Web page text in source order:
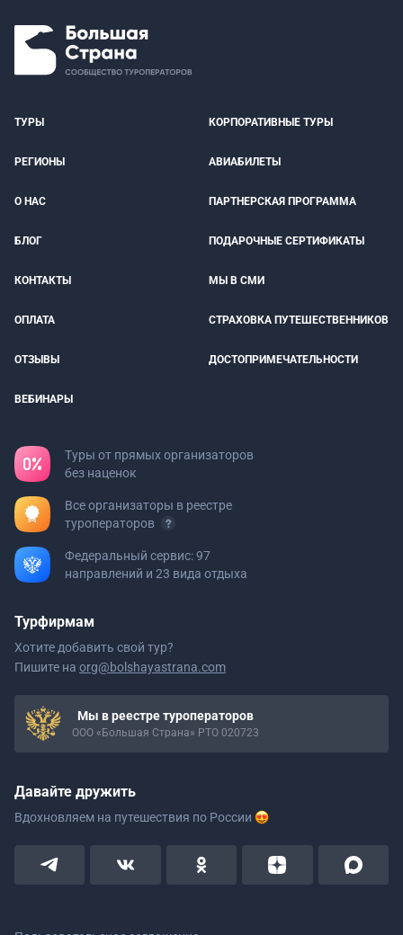
ТУРЫ КОРПОРАТИВНЫЕ ТУРЫ
РЕГИОНЫ АВИАБИЛЕТЫ
О НАС ПАРТНЕРСКАЯ ПРОГРАММА
БЛОГ ПОДАРОЧНЫЕ СЕРТИФИКАТЫ
КОНТАКТЫ МЫ В СМИ
ОПЛАТА СТРАХОВКА ПУТЕШЕСТВЕННИКОВ
ОТЗЫВЫ ДОСТОПРИМЕЧАТЕЛЬНОСТИ
ВЕБИНАРЫ
Туры от прямых организаторов
без наценок
Все организаторы в реестре
туроператоров
Федеральный сервис: 97
направлений и 23 вида отдыха
Турфирмам
Хотите добавить свой тур?
Пишите на org@bolshayastrana.com
Мы в реестре туроператоров
ООО «Большая Страна» РТО 020723
Давайте дружить
Вдохновляем на путешествия по России